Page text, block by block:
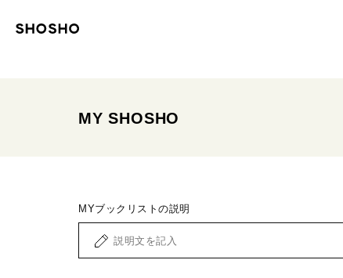
MYブックリストの説明